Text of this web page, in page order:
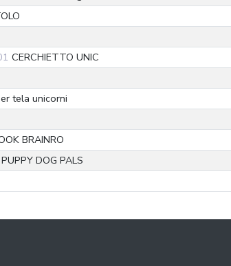
CERCHIETTO UNIC
tela unicorni
BRAINRO
PUPPY DOG PALS